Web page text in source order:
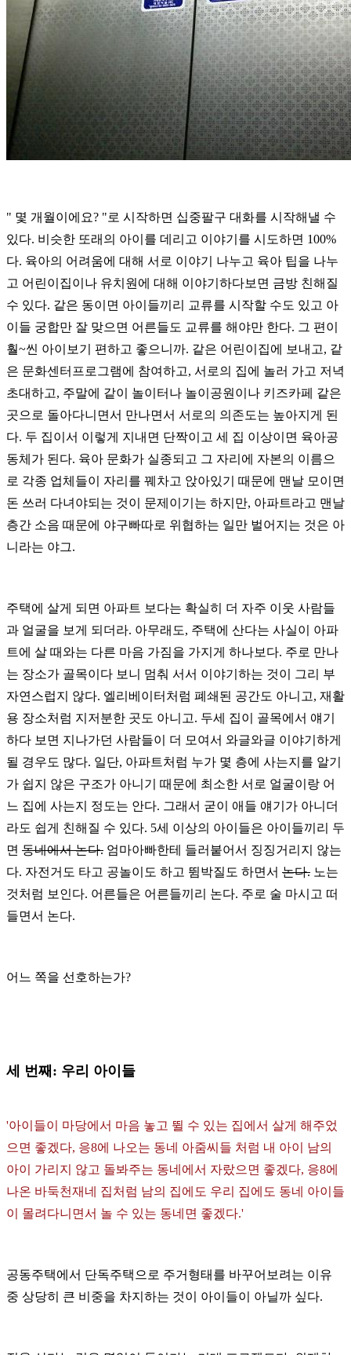
" 몇 개월이에요? "로 시작하면 십중팔구 대화를 시작해낼 수
있다. 비슷한 또래의 아이를 데리고 이야기를 시도하면 100%
다. 육아의 어려움에 대해 서로 이야기 나누고 육아 팁을 나누
고 어린이집이나 유치원에 대해 이야기하다보면 금방 친해질
수 있다. 같은 동이면 아이들끼리 교류를 시작할 수도 있고 아
이들 궁합만 잘 맞으면 어른들도 교류를 해야만 한다. 그 편이
훨~씬 아이보기 편하고 좋으니까. 같은 어린이집에 보내고, 같
은 문화센터프로그램에 참여하고, 서로의 집에 놀러 가고 저녁
초대하고, 주말에 같이 놀이터나 놀이공원이나 키즈카페 같은
곳으로 돌아다니면서 만나면서 서로의 의존도는 높아지게 된
다. 두 집이서 이렇게 지내면 단짝이고 세 집 이상이면 육아공
동체가 된다. 육아 문화가 실종되고 그 자리에 자본의 이름으
로 각종 업체들이 자리를 꿰차고 앉아있기 때문에 맨날 모이면
돈 쓰러 다녀야되는 것이 문제이기는 하지만, 아파트라고 맨날
층간 소음 때문에 야구빠따로 위협하는 일만 벌어지는 것은 아
니라는 야그.
주택에 살게 되면 아파트 보다는 확실히 더 자주 이웃 사람들
과 얼굴을 보게 되더라. 아무래도, 주택에 산다는 사실이 아파
트에 살 때와는 다른 마음 가짐을 가지게 하나보다. 주로 만나
는 장소가 골목이다 보니 멈춰 서서 이야기하는 것이 그리 부
자연스럽지 않다. 엘리베이터처럼 폐쇄된 공간도 아니고, 재활
용 장소처럼 지저분한 곳도 아니고. 두세 집이 골목에서 얘기
하다 보면 지나가던 사람들이 더 모여서 와글와글 이야기하게
될 경우도 많다. 일단, 아파트처럼 누가 몇 층에 사는지를 알기
가 쉽지 않은 구조가 아니기 때문에 최소한 서로 얼굴이랑 어
느 집에 사는지 정도는 안다. 그래서 굳이 애들 얘기가 아니더
라도 쉽게 친해질 수 있다. 5세 이상의 아이들은 아이들끼리 두
면 동네에서 논다. 엄마아빠한테 들러붙어서 징징거리지 않는
다. 자전거도 타고 공놀이도 하고 뜀박질도 하면서 논다. 노는
것처럼 보인다. 어른들은 어른들끼리 논다. 주로 술 마시고 떠
들면서 논다.
어느 쪽을 선호하는가?
세 번째: 우리 아이들
'아이들이 마당에서 마음 놓고 뛸 수 있는 집에서 살게 해주었
으면 좋겠다, 응8에 나오는 동네 아줌씨들 처럼 내 아이 남의
아이 가리지 않고 돌봐주는 동네에서 자랐으면 좋겠다, 응8에
나온 바둑천재네 집처럼 남의 집에도 우리 집에도 동네 아이들
이 몰려다니면서 놀 수 있는 동네면 좋겠다.'
공동주택에서 단독주택으로 주거형태를 바꾸어보려는 이유
중 상당히 큰 비중을 차지하는 것이 아이들이 아닐까 싶다.